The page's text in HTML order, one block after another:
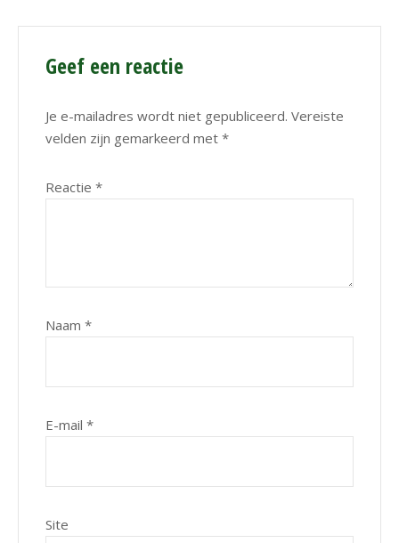
Geef een reactie
Je e-mailadres wordt niet gepubliceerd. Vereiste
velden zijn gemarkeerd met *
Reactie *
Naam *
E-mail *
Site